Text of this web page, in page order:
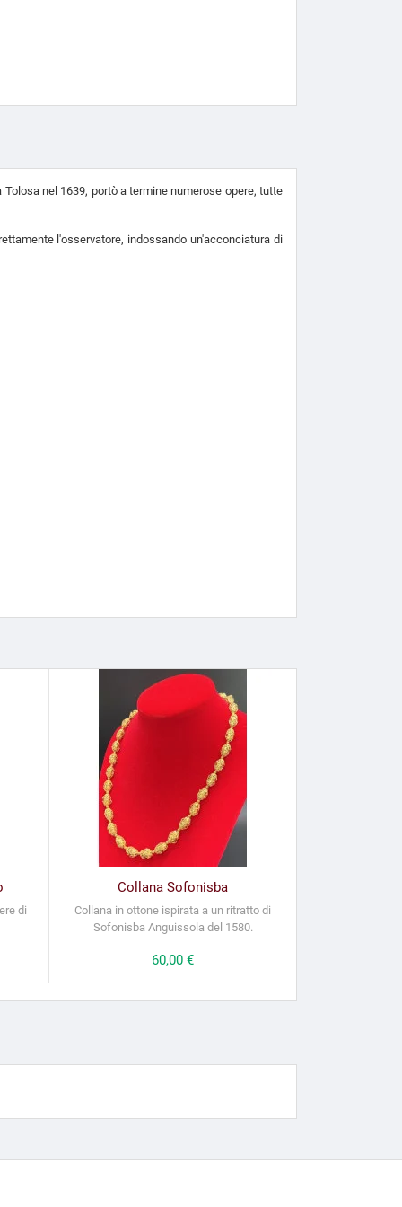
nel 1639, portò a termine numerose opere, tutte
l'osservatore, indossando un'acconciatura di
di
Collana Sofonisba
Collana in ottone ispirata a un ritratto di
Sofonisba Anguissola del 1580.
Prezzo
60,00 €